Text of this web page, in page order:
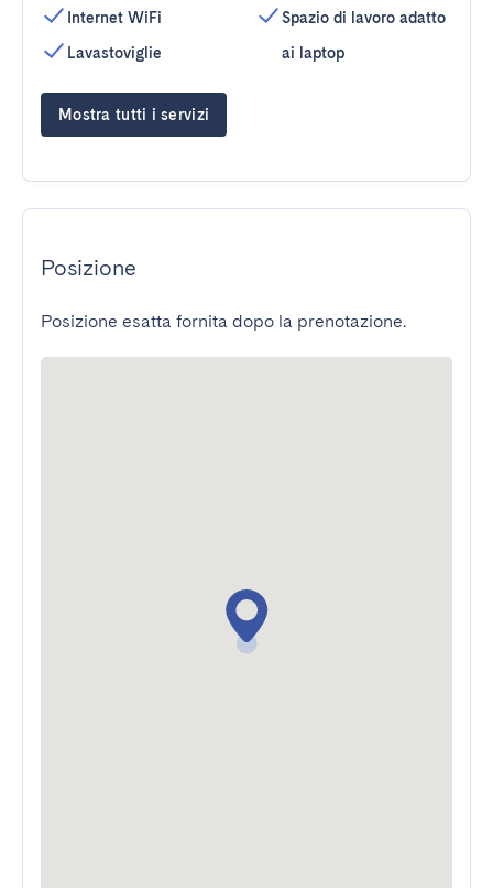
Internet WiFi
Lavastoviglie
Spazio di lavoro adatto
ai laptop
Mostra tutti i servizi
Posizione
Posizione esatta fornita dopo la prenotazione.